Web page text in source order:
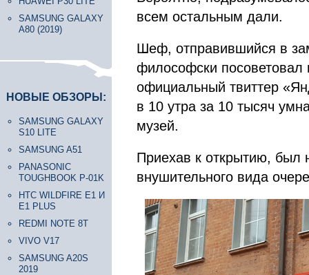
SAMSUNG GALAXY
A80 (2019)
НОВЫЕ ОБЗОРЫ:
SAMSUNG GALAXY
S10 LITE
SAMSUNG A51
PANASONIC
TOUGHBOOK P-01K
HTC WILDFIRE E1 И
E1 PLUS
REDMI NOTE 8T
VIVO V17
SAMSUNG A20S
2019
всем остальным дали.
Шеф, отправившийся в
философски посоветовал
официальный твиттер
в 10 утра за 10 тысяч
музей.
Приехав к открытию, был
внушительного вида